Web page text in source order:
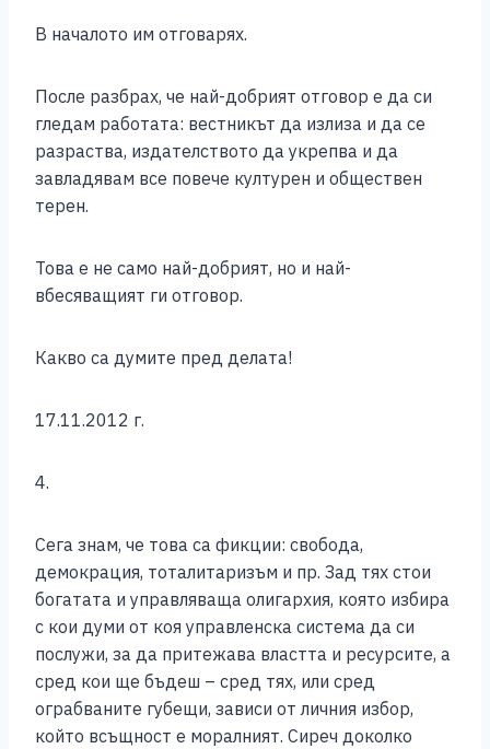
В началото им отговарях.
После разбрах, че най-добрият отговор е да си
гледам работата: вестникът да излиза и да се
разраства, издателството да укрепва и да
завладявам все повече културен и обществен
терен.
Това е не само най-добрият, но и най-
вбесяващият ги отговор.
Какво са думите пред делата!
17.11.2012 г.
4.
Сега знам, че това са фикции: свобода,
демокрация, тоталитаризъм и пр. Зад тях стои
богатата и управляваща олигархия, която избира
с кои думи от коя управленска система да си
послужи, за да притежава властта и ресурсите, а
сред кои ще бъдеш – сред тях, или сред
ограбваните губещи, зависи от личния избор,
който всъщност е моралният. Сиреч доколко